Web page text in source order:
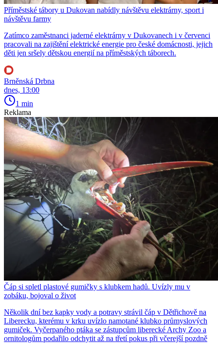
Příměstské tábory u Dukovan nabídly návštěvu elektrárny, sport i
návštěvu farmy
Zatímco zaměstnanci jaderné elektrárny v Dukovanech i v červenci
pracovali na zajištění elektrické energie pro české domácnosti, jejich
děti jen sršely dětskou energií na příměstských táborech.
Brněnská Drbna
dnes, 13:00
1 min
Reklama
Čáp si spletl plastové gumičky s klubkem hadů. Uvízly mu v
zobáku, bojoval o život
Několik dní bez kapky vody a potravy strávil čáp v Dětřichově na
Liberecku, kterému v krku uvízlo namotané klubko průmyslových
gumiček. Vyčerpaného ptáka se zástupcům liberecké Archy Zoo a
ornitologům podařilo odchytit až na třetí pokus při včerejší pozdně